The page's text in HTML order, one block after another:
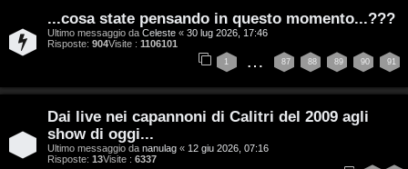
r
...cosa state pensando in questo momento...???
Ultimo messaggio da Celeste « 30 lug 2026, 17:46
Risposte: 904Visite : 1106101
1 … 87 88 89 90 91
Dai live nei capannoni di Calitri del 2009 agli
show di oggi...
Ultimo messaggio da nanulag « 12 giu 2026, 07:16
Risposte: 13Visite : 6337
T
p